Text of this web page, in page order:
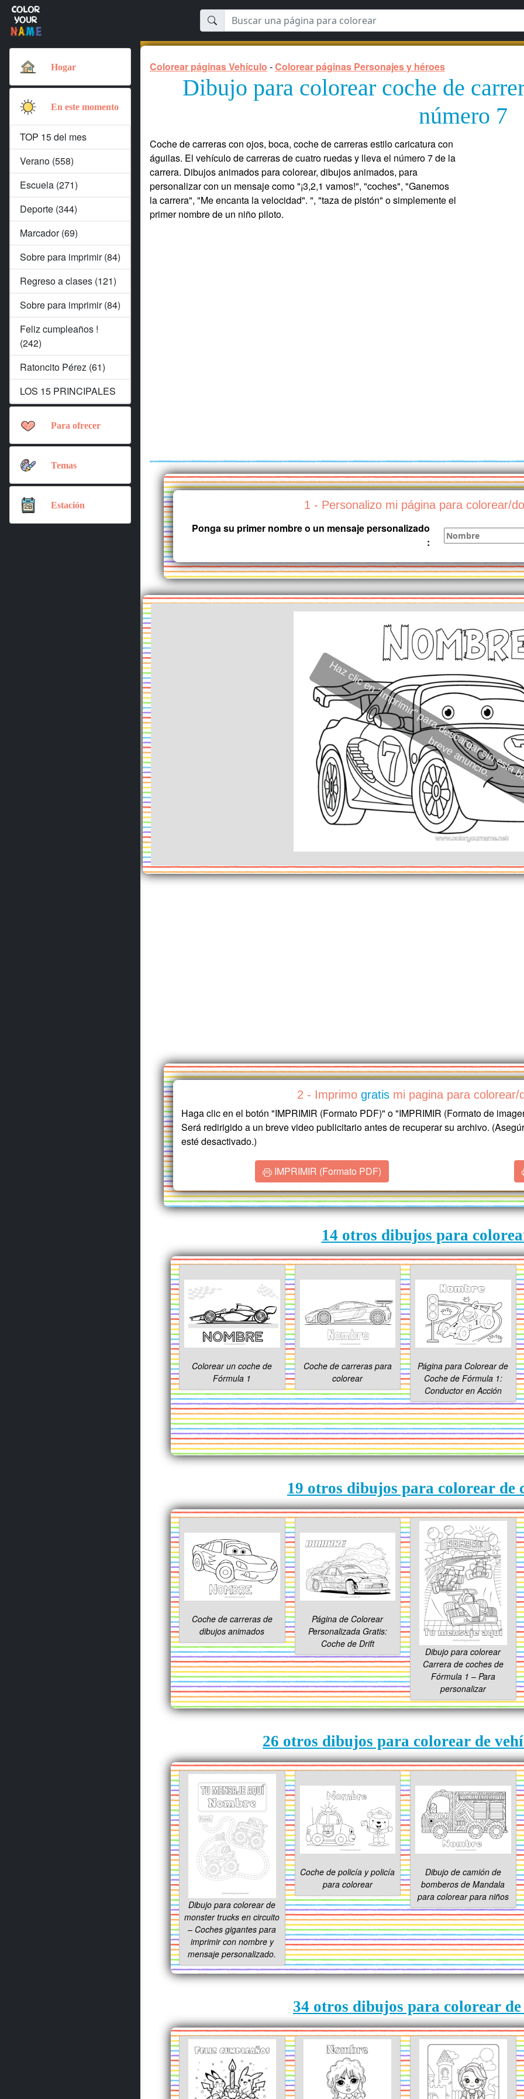
Hogar
En este momento
TOP 15 del mes
Verano (558)
Escuela (271)
Deporte (344)
Marcador (69)
Sobre para imprimir (84)
Regreso a clases (121)
Sobre para imprimir (84)
Feliz cumpleaños !
(242)
Ratoncito Pérez (61)
LOS 15 PRINCIPALES
Para ofrecer
Temas
Estación
Colorear páginas Vehículo -Colorear páginas Personajes y héroes
Dibujo para colorear coche de
número 7
Coche de carreras con ojos, boca, coche de carreras estilo caricatura con
águilas. El vehículo de carreras de cuatro ruedas y lleva el número 7 de la
carrera. Dibujos animados para colorear, dibujos animados, para
personalizar con un mensaje como "¡3,2,1 vamos!", "coches", "Ganemos
la carrera", "Me encanta la velocidad". ", "taza de pistón" o simplemente el
primer nombre de un niño piloto.
1 - Personalizo mi página para colorear/
Ponga su primer nombre o un mensaje personalizado
:
b
.
2 - Imprimo gratismi pagina para colorear/
Haga clic en el botón "IMPRIMIR (Formato PDF)" o "IMPRIMIR (Formato de
Será redirigido a un breve video publicitario antes de recuperar su archivo.
esté desactivado.)
IMPRIMIR (Formato PDF)
14 otros dibujos para
Colorear un coche de
Fórmula 1
Coche de carreras para
colorear
Página para Colorear de
Coche de Fórmula 1:
Conductor en Acción
19 otros dibujos para colorear de
Coche de carreras de
dibujos animados
Página de Colorear
Personalizada Gratis:
Coche de Drift
Dibujo para colorear
Carrera de coches de
Fórmula 1 – Para
personalizar
26 otros dibujos para colorear de
Dibujo para colorear de
monster trucks en circuito
– Coches gigantes para
imprimir con nombre y
mensaje personalizado.
Coche de policía y policía
para colorear
Dibujo de camión de
bomberos de Mandala
para colorear para niños
34 otros dibujos para colorear